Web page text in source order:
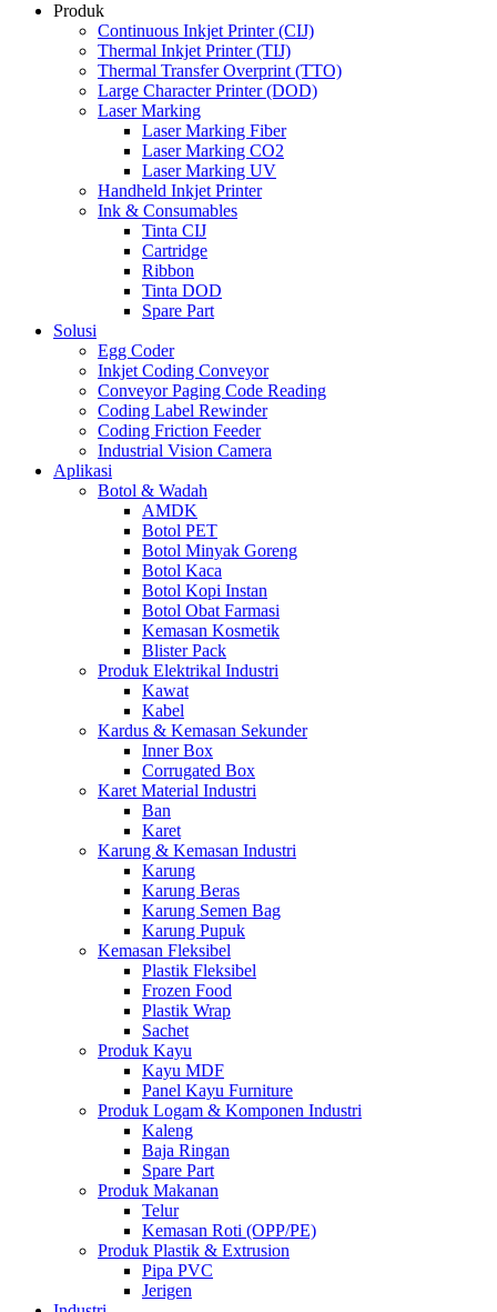
Produk
Continuous Inkjet Printer (CIJ)
Thermal Inkjet Printer (TIJ)
Thermal Transfer Overprint (TTO)
Large Character Printer (DOD)
Laser Marking
Laser Marking Fiber
Laser Marking CO2
Laser Marking UV
Handheld Inkjet Printer
Ink & Consumables
Tinta CIJ
Cartridge
Ribbon
Tinta DOD
Spare Part
Solusi
Egg Coder
Inkjet Coding Conveyor
Conveyor Paging Code Reading
Coding Label Rewinder
Coding Friction Feeder
Industrial Vision Camera
Aplikasi
Botol & Wadah
AMDK
Botol PET
Botol Minyak Goreng
Botol Kaca
Botol Kopi Instan
Botol Obat Farmasi
Kemasan Kosmetik
Blister Pack
Produk Elektrikal Industri
Kawat
Kabel
Kardus & Kemasan Sekunder
Inner Box
Corrugated Box
Karet Material Industri
Ban
Karet
Karung & Kemasan Industri
Karung
Karung Beras
Karung Semen Bag
Karung Pupuk
Kemasan Fleksibel
Plastik Fleksibel
Frozen Food
Plastik Wrap
Sachet
Produk Kayu
Kayu MDF
Panel Kayu Furniture
Produk Logam & Komponen Industri
Kaleng
Baja Ringan
Spare Part
Produk Makanan
Telur
Kemasan Roti (OPP/PE)
Produk Plastik & Extrusion
Pipa PVC
Jerigen